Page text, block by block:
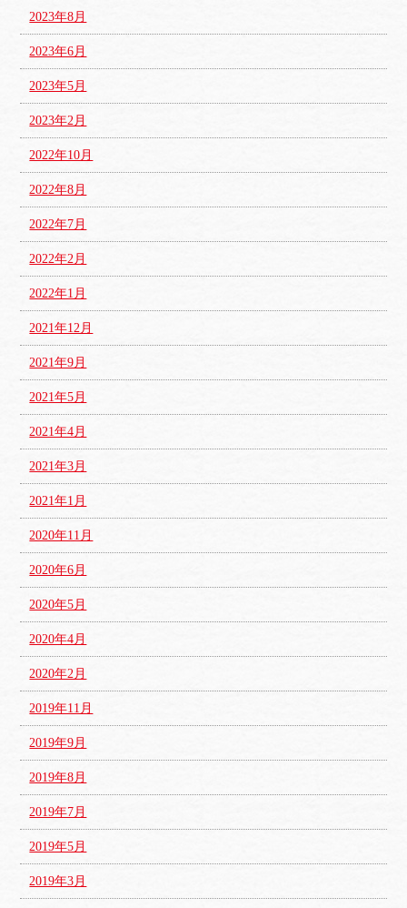
2023年8月
2023年6月
2023年5月
2023年2月
2022年10月
2022年8月
2022年7月
2022年2月
2022年1月
2021年12月
2021年9月
2021年5月
2021年4月
2021年3月
2021年1月
2020年11月
2020年6月
2020年5月
2020年4月
2020年2月
2019年11月
2019年9月
2019年8月
2019年7月
2019年5月
2019年3月